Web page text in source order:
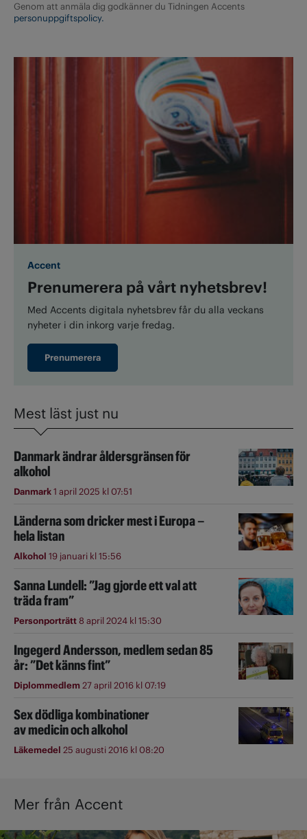
Genom att anmäla dig godkänner du Tidningen Accents
personuppgiftspolicy.
Accent
Prenumerera på vårt nyhetsbrev!
Med Accents digitala nyhetsbrev får du alla veckans
nyheter i din inkorg varje fredag.
Prenumerera
Mest läst just nu
Danmark ändrar åldersgränsen för
alkohol
Danmark1 april 2025 kl 07:51
Länderna som dricker mest i Europa –
hela listan
Alkohol 19 januari kl 15:56
Sanna Lundell: ”Jag gjorde ett val att
träda fram”
Personporträtt8 april 2024 kl 15:30
Ingegerd Andersson, medlem sedan 85
år: ”Det känns fint”
Diplommedlem27 april 2016 kl 07:19
Sex dödliga kombinationer
av medicin och alkohol
Läkemedel 25 augusti 2016 kl 08:20
Mer från Accent